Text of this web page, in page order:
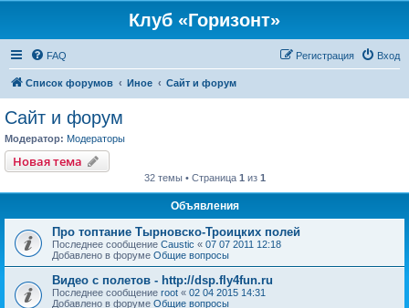
Клуб «Горизонт»
FAQ Вход
Регистрация
Список форумов Иное Сайт и форум
Сайт и форум
Модератор: Модераторы
Новая тема
32 темы • Страница 1 из 1
Объявления
Про топтание Тырновско-Троицких полей
Последнее сообщение Caustic « 07 07 2011 12:18
Добавлено в форуме Общие вопросы
Видео с полетов - http://dsp.fly4fun.ru
Последнее сообщение root « 02 04 2015 14:31
Добавлено в форуме Общие вопросы